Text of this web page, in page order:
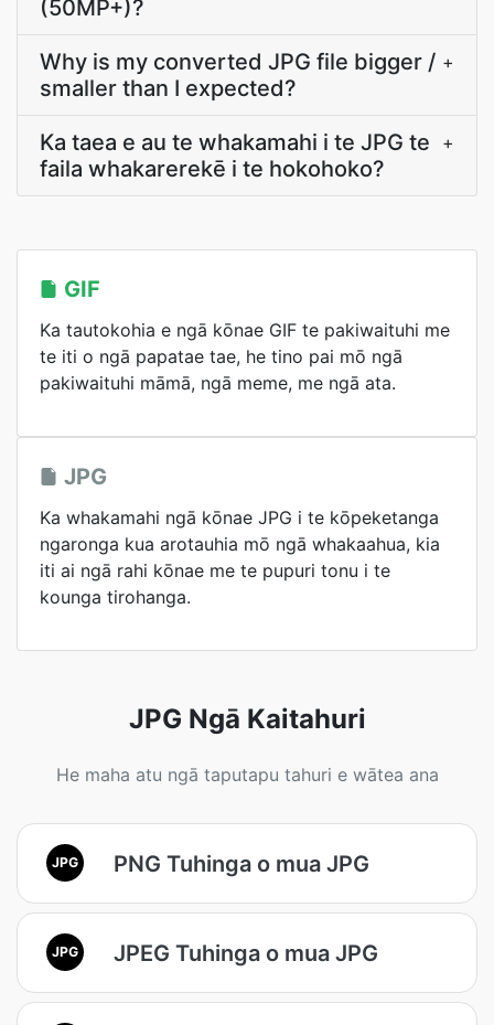
(50MP+)?
Why is my converted JPG file bigger /
smaller than I expected?
+
Ka taea e au te whakamahi i te JPG te
faila whakarerekē i te hokohoko?
+
GIF
Ka tautokohia e ngā kōnae GIF te pakiwaituhi me
te iti o ngā papatae tae, he tino pai mō ngā
pakiwaituhi māmā, ngā meme, me ngā ata.
JPG
Ka whakamahi ngā kōnae JPG i te kōpeketanga
ngaronga kua arotauhia mō ngā whakaahua, kia
iti ai ngā rahi kōnae me te pupuri tonu i te
kounga tirohanga.
JPG Ngā Kaitahuri
He maha atu ngā taputapu tahuri e wātea ana
JPG PNG Tuhinga o mua JPG
JPG JPEG Tuhinga o mua JPG